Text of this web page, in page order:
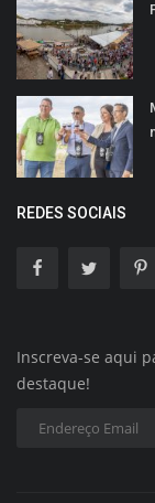
REDES SOCIAIS
Inscreva-se aqui
destaque!